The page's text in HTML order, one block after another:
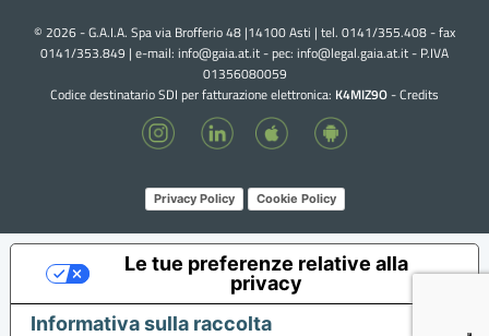
© 2026 - G.A.I.A. Spa via Brofferio 48 |14100 Asti | tel. 0141/355.408 - fax
0141/353.849 | e-mail: info@gaia.at.it - pec: info@legal.gaia.at.it- P.IVA
01356080059
Codice destinatario SDI per fatturazione elettronica: K4MIZ9O-Credits
Privacy Policy Cookie Policy
Informativa sulla raccolta
Le tue preferenze relative alla
privacy